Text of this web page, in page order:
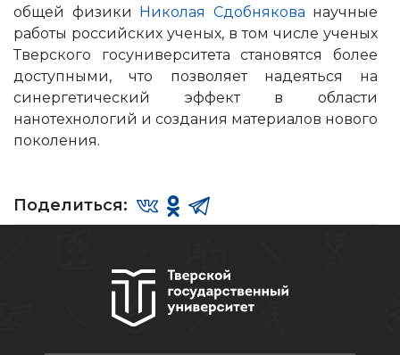
общей физики Николая Сдобнякова научные
работы российских ученых, в том числе ученых
Тверского госуниверситета становятся более
доступными, что позволяет надеяться на
синергетический эффект в области
нанотехнологий и создания материалов нового
поколения.
Поделиться: